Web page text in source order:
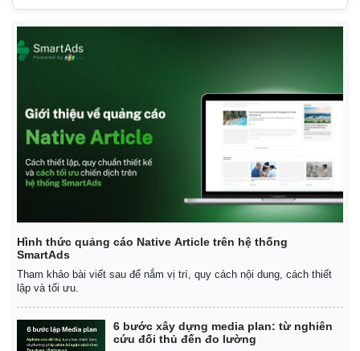
Bất động sản
Khởi nghiệp
Thị trường
Giá vàng
Tiêu dùng
Chứng khoán
Hình thức quảng cáo Native Article trên hệ thống
SmartAds
Tham khảo bài viết sau để nắm vị trí, quy cách nội dung, cách thiết
lập và tối ưu.
6 bước xây dựng media plan: từ nghiên
cứu đối thủ đến đo lường